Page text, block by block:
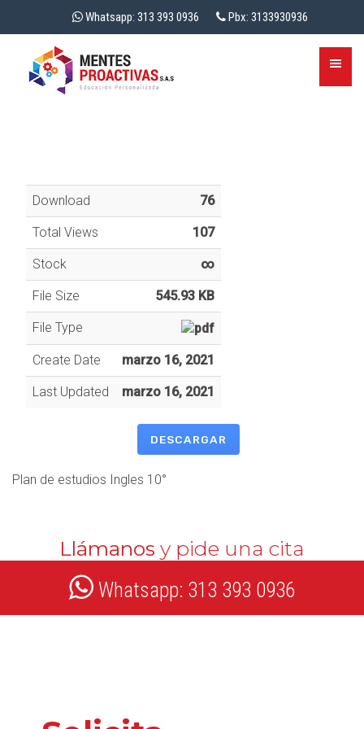
Whatsapp: 313 393 0936 Pbx: 3133930936
Download 76
Total Views 107
Stock ∞
File Size 545.93 KB
File Type
Create Date marzo 16, 2021
Last Updated marzo 16, 2021
DESCARGAR
Plan de estudios Ingles 10°
Llámanos y pide una cita
Whatsapp: 313 393 0936